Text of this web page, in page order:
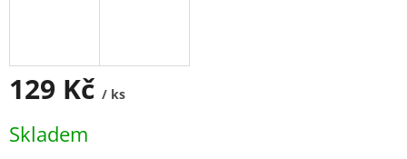
129 Kč / ks
cena:
Skladem